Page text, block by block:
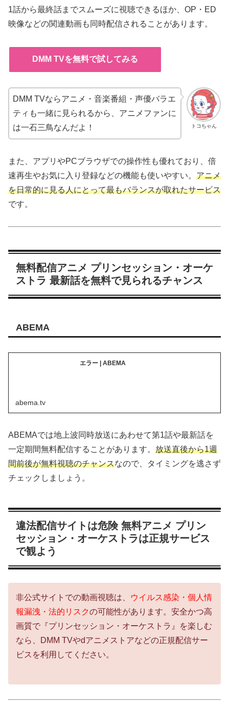
1話から最終話までスムーズに視聴できるほか、OP・ED
映像などの関連動画も同時配信されることがあります。
DMM TVを無料で試してみる
トコちゃん
DMM TVならアニメ・音楽番組・声優バラエ
ティも一緒に見られるから、アニメファンに
は一石三鳥なんだよ！
また、アプリやPCブラウザでの操作性も優れており、倍
速再生やお気に入り登録などの機能も使いやすい。 アニメ
を日常的に見る人にとって最もバランスが取れたサービス
です。
無料配信アニメ プリンセッション・オーケ
ストラ 最新話を無料で見られるチャンス
ABEMA
エラー | ABEMA
abema.tv
ABEMAでは地上波同時放送にあわせて第1話や最新話を
一定期間無料配信することがあります。 放送直後から1週
間前後が無料視聴のチャンスなので、タイミングを逃さず
チェックしましょう。
違法配信サイトは危険 無料アニメ プリン
セッション・オーケストラは正規サービス
で観よう
非公式サイトでの動画視聴は、
ウイルス感染・個人情
報漏洩・法的リスクの可能性があります。安全かつ高
画質で『プリンセッション・オーケストラ』を楽しむ
なら、DMM TVやdアニメストアなどの正規配信サー
ビスを利用してください。